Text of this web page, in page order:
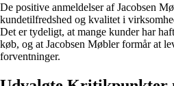
De positive anmeldelser af Jacobsen
kundetilfredshed og kvalitet i
Det er tydeligt, at mange kunder har
køb, og at Jacobsen Møbler formår at
forventninger.